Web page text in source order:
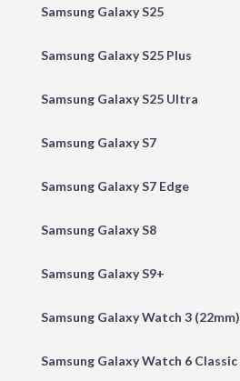
Samsung Galaxy S25
Samsung Galaxy S25 Plus
Samsung Galaxy S25 Ultra
Samsung Galaxy S7
Samsung Galaxy S7 Edge
Samsung Galaxy S8
Samsung Galaxy S9+
Samsung Galaxy Watch 3 (22mm)
Samsung Galaxy Watch 6 Classic